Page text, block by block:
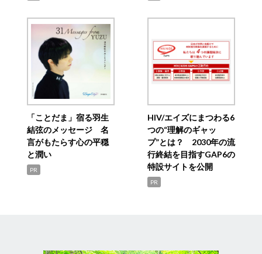
「ことだま」宿る羽生
結弦のメッセージ 名
言がもたらす心の平穏
と潤い
PR
HIV/エイズにまつわる6
つの“理解のギャッ
プ”とは？ 2030年の流
行終結を目指すGAP6の
特設サイトを公開
PR